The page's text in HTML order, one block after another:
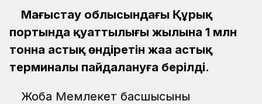
Маңғыстау облысындағы Құрық
портында қуаттылығы жылына 1 млн
тонна астық өндіретін жаңа астық
терминалы пайдалануға берілді.
Жоба Мемлекет басшысының